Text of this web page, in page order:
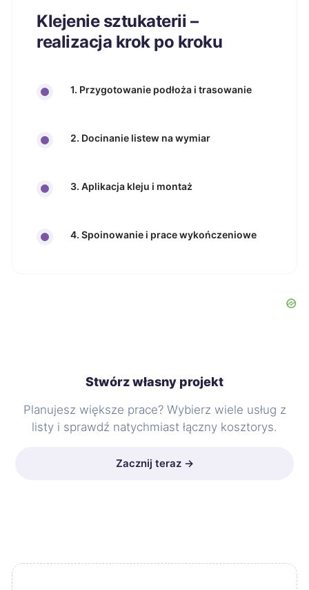
Klejenie sztukaterii –
realizacja krok po kroku
1. Przygotowanie podłoża i trasowanie
2. Docinanie listew na wymiar
3. Aplikacja kleju i montaż
4. Spoinowanie i prace wykończeniowe
Stwórz własny projekt
Planujesz większe prace? Wybierz wiele usług z
listy i sprawdź natychmiast łączny kosztorys.
Zacznij teraz →